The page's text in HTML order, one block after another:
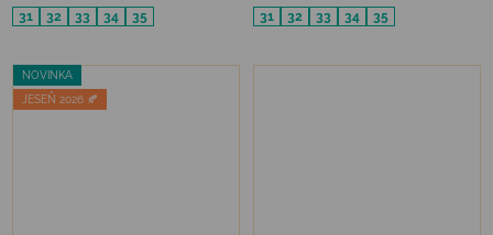
31
32 33 34 35
31
32 33 34 35
NOVINKA
JESEŇ 2026 🍂